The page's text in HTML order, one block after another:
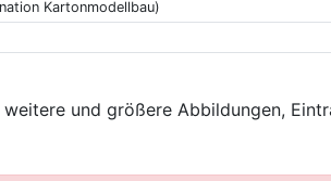
Kartonmodellbau)
und größere Abbildungen,